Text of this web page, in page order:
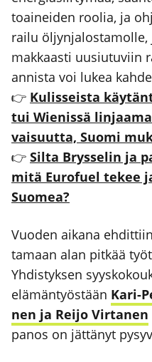
toai­nei­den roo­lia, ja
rai­lu
mak­kaas­ti uusiu­tu­viin
annis­ta voi lukea
👉 Kulis­seis­ta
tui Wie­nis­sä
vai­suut­ta, Suo­mi
👉 Sil­ta Brys­se­lin ja
mitä Euro­fuel tekee
Suo­mea?
Vuo­den aika­na
ta­maan alan pit­kää
Yhdis­tyk­sen
elä­män­työs­tään Kari-
nen ja Rei­jo Vir­ta­nen
panos on jät­tä­nyt